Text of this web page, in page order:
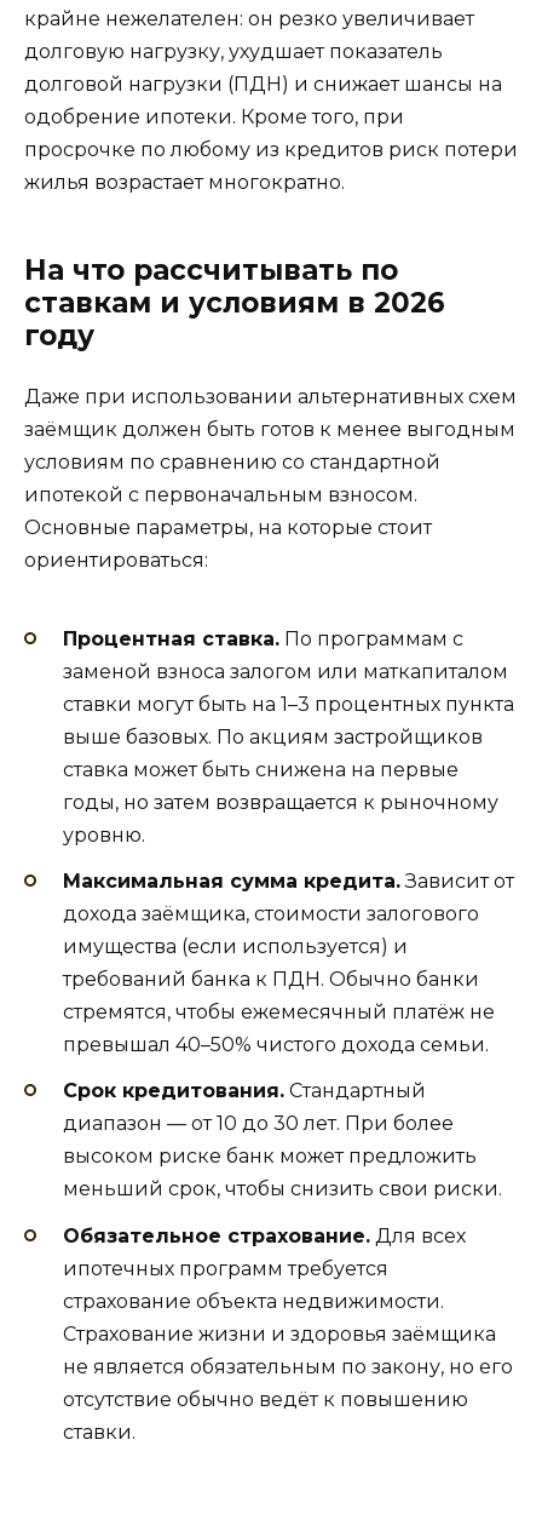
крайне нежелателен: он резко увеличивает
долговую нагрузку, ухудшает показатель
долговой нагрузки (ПДН) и снижает шансы на
одобрение ипотеки. Кроме того, при
просрочке по любому из кредитов риск потери
жилья возрастает многократно.
На что рассчитывать по
ставкам и условиям в 2026
году
Даже при использовании альтернативных схем
заёмщик должен быть готов к менее выгодным
условиям по сравнению со стандартной
ипотекой с первоначальным взносом.
Основные параметры, на которые стоит
ориентироваться:
Процентная ставка. По программам с
заменой взноса залогом или маткапиталом
ставки могут быть на 1–3 процентных пункта
выше базовых. По акциям застройщиков
ставка может быть снижена на первые
годы, но затем возвращается к рыночному
уровню.
Максимальная сумма кредита.Зависит от
дохода заёмщика, стоимости залогового
имущества (если используется) и
требований банка к ПДН. Обычно банки
стремятся, чтобы ежемесячный платёж не
превышал 40–50% чистого дохода семьи.
Срок кредитования. Стандартный
диапазон — от 10 до 30 лет. При более
высоком риске банк может предложить
меньший срок, чтобы снизить свои риски.
Обязательное страхование. Для всех
ипотечных программ требуется
страхование объекта недвижимости.
Страхование жизни и здоровья заёмщика
не является обязательным по закону, но его
отсутствие обычно ведёт к повышению
ставки.